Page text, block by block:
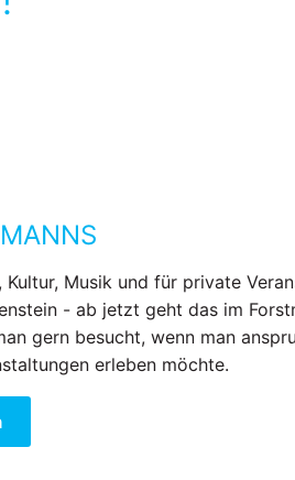
Kultur, Musik und für private
- ab jetzt geht das im
gern besucht, wenn man
erleben möchte.